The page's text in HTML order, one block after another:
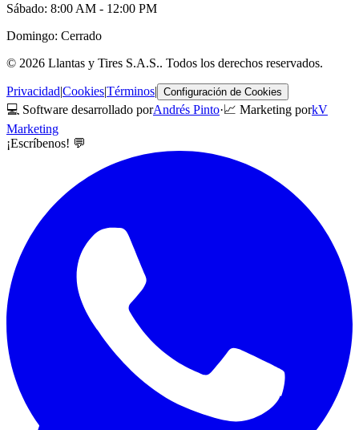
Sábado: 8:00 AM - 12:00 PM
Domingo: Cerrado
© 2026 Llantas y Tires S.A.S.. Todos los derechos reservados.
Privacidad|Cookies|Términos| Configuración de Cookies
💻 Software desarrollado porAndrés Pinto·📈 Marketing porkV
Marketing
¡Escríbenos! 💬